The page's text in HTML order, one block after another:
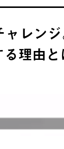
レン
理由と